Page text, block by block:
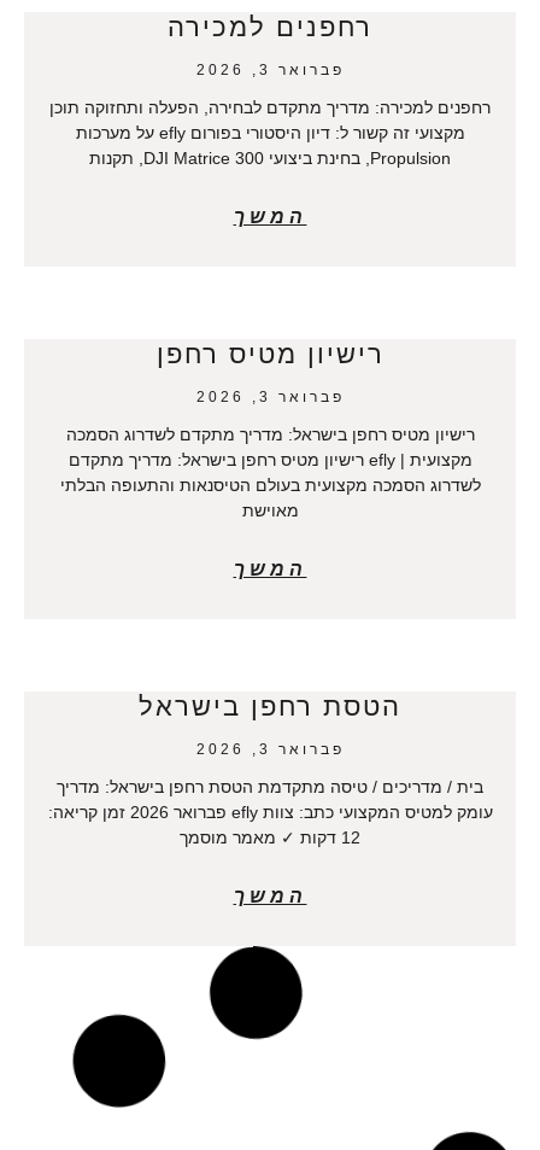
רחפנים למכירה
פברואר 3, 2026
רחפנים למכירה: מדריך מתקדם לבחירה, הפעלה ותחזוקה תוכן
מקצועי זה קשור ל: דיון היסטורי בפורום efly על מערכות
Propulsion, בחינת ביצועי DJI Matrice 300, תקנות
המשך
רישיון מטיס רחפן
פברואר 3, 2026
רישיון מטיס רחפן בישראל: מדריך מתקדם לשדרוג הסמכה
מקצועית | efly רישיון מטיס רחפן בישראל: מדריך מתקדם
לשדרוג הסמכה מקצועית בעולם הטיסנאות והתעופה הבלתי
מאוישת
המשך
הטסת רחפן בישראל
פברואר 3, 2026
בית / מדריכים / טיסה מתקדמת הטסת רחפן בישראל: מדריך
עומק למטיס המקצועי כתב: צוות efly פברואר 2026 זמן קריאה:
12 דקות ✓ מאמר מוסמך
המשך